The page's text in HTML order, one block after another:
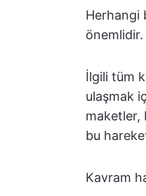
Herhangi
önemlidir.
İlgili tüm
ulaşmak
maketler,
bu
Kavram